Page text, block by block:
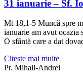
31 ianuarie – Sf.
Mt 18,1-5 Muncă spre
ianuarie am avut ocazia
O sfântă care a dat
Citeste mai multe
Pr. Mihail-Andrei